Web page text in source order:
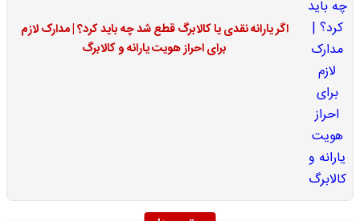
اگر یارانه نقدی یا کالابرگ قطع شد چه باید کرد؟ | مدارک لازم
برای احراز هویت یارانه و کالابرگ